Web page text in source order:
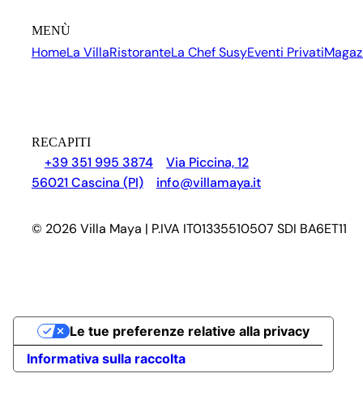
MENÙ
HomeLa VillaRistoranteLa Chef SusyEventi Privati
RECAPITI
+39 351 995 3874
Via Piccina, 12
56021 Cascina (PI)
info@villamaya.it
© 2026 Villa Maya | P.IVA IT01335510507 SDI BA6ET11
Informativa sulla raccolta
Le tue preferenze relative alla privacy